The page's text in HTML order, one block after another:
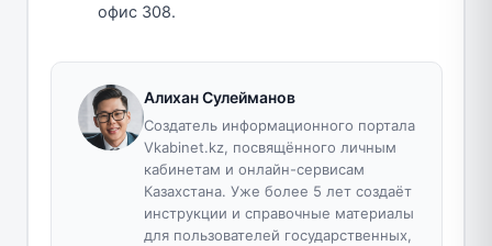
офис 308.
Алихан Сулейманов
Создатель информационного портала
Vkabinet.kz, посвящённого личным
кабинетам и онлайн-сервисам
Казахстана. Уже более 5 лет создаёт
инструкции и справочные материалы
для пользователей государственных,